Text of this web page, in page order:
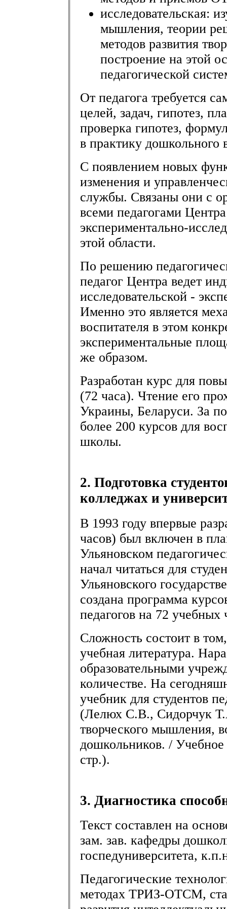
исследовательская:
мышления, теории
методов развития
построение на этой
педагогической
От педагога требуется
целей, задач, гипотез,
проверка гипотез,
в практику дошкольного
С появлением новых
изменения и
службы. Связаны они с
всеми педагогами
экспериментально-
этой области.
По решению
педагог Центра ведет
исследовательской -
Именно это является
воспитателя в этом
экспериментальные
же образом.
Разработан курс для
(72 часа). Чтение его
Украины, Беларуси. За
более 200 курсов для
школы.
2. Подготовка
колледжах и
В 1993 году впервые
часов) был включен в
Ульяновском
начал читаться для
Ульяновского
создана программа
педагогов на 72 учебных
Сложность состоит в
учебная литература.
образовательными
количестве. На
учебник для студентов
(Лелюх С.В., Сидорчук
творческого мышления,
дошкольников. /
стр.).
3. Диагностика
Текст составлен на
зам. зав. кафедры
госпедуниверситета,
Педагогические
методах ТРИЗ-ОТСМ,